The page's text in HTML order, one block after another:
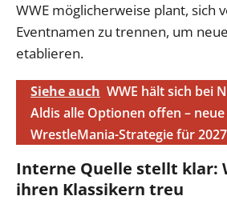
WWE möglicherweise plant, sich
Eventnamen zu trennen, um
etablieren.
Siehe auch WWE hält sich bei
Aldis alle Optionen offen – neue
WrestleMania-Strategie für 2027
Interne Quelle stellt klar:
ihren Klassikern treu